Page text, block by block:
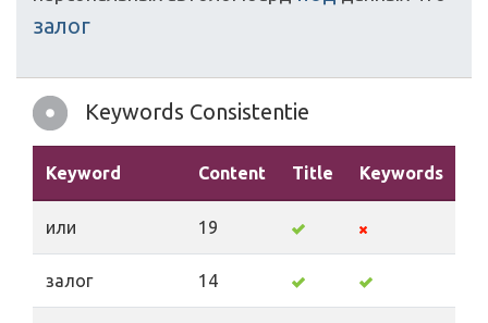
залог
Keywords Consistentie
Keyword Content Title Keywords
или 19
залог 14